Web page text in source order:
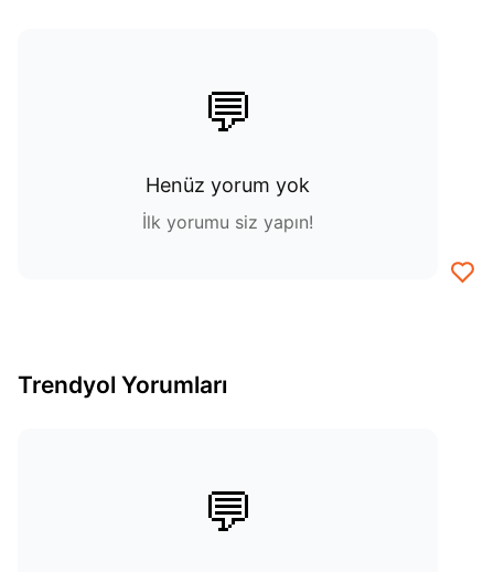
💬
Henüz yorum yok
İlk yorumu siz yapın!
Trendyol Yorumları
💬